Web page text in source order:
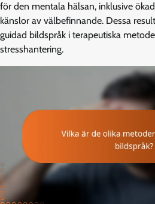
för den mentala hälsan, inklusive
känslor av välbefinnande. Dessa
guidad bildspråk i terapeutiska
stresshantering.